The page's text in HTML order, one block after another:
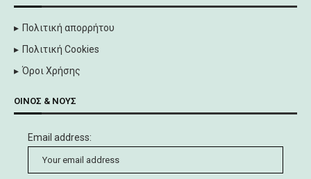
Πολιτική απορρήτου
Πολιτική Cookies
Όροι Χρήσης
ΟΊΝΟΣ & ΝΟΥΣ
Email address: